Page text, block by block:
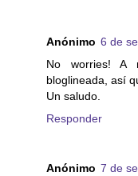
Anónimo 6 de
No worries! A
bloglineada, así
Un saludo.
Responder
Anónimo 7 de